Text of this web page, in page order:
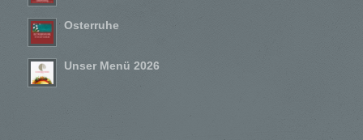
Osterruhe
Unser Menü 2026